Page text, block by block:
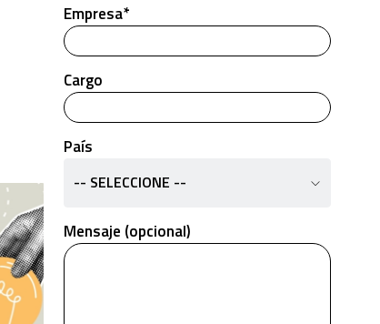
Empresa*
Cargo
País
-- SELECCIONE --
Mensaje (opcional)